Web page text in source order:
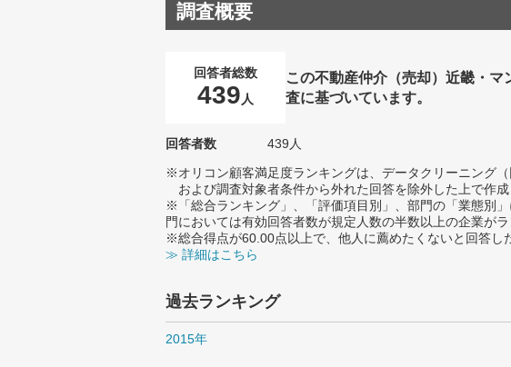
調査概要
回答者総数
439 人
この不動産仲介（売却）近畿・
査に基づいています。
回答者数 439人
※オリコン顧客満足度ランキングは、データクリーニング
および調査対象者条件から外れた回答を除外した上で作成
※「総合ランキング」、「評価項目別」、部門の「業態別
門においては有効回答者数が規定人数の半数以上の企業がラ
※総合得点が60.00点以上で、他人に薦めたくないと回答し
≫ 詳細はこちら
過去ランキング
2015年